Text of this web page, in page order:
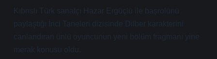
Kıbrıslı Türk sanatçı Hazar Ergüçlü ile başrolünü
paylaştığı İnci Taneleri dizisinde Dilber karakterini
canlandıran ünlü oyuncunun yeni bölüm fragmanı yine
merak konusu oldu.